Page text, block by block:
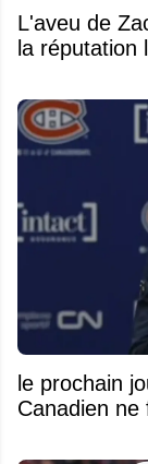
L'aveu de
la réputation
le prochain
Canadien ne